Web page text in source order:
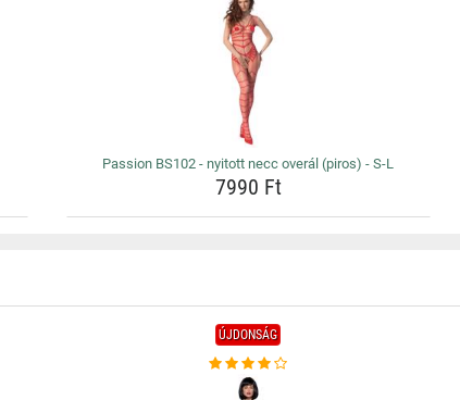
Passion BS102 - nyitott necc overál (piros) - S-L
7990 Ft
ÚJDONSÁG